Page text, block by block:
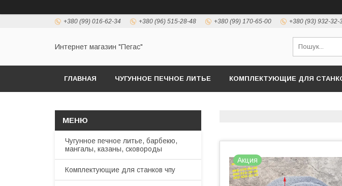
+380 (99) 016-62-34 +380 (96) 515-28-48 +380 (99) 170-65-00 +380 (93) 932-32-
Интернет магазин "Пегас"
ГЛАВНАЯ ЧУГУННОЕ ПЕЧНОЕ ЛИТЬЕ КОМПЛЕКТУЮЩИЕ ДЛЯ
Акция
Чугунное печное литье, барбекю,
мангалы, казаны, сковороды
Комплектующие для станков чпу